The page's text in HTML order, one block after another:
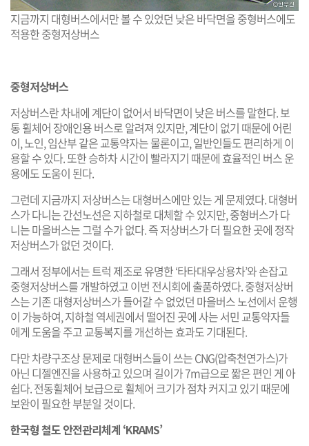
지금까지 대형버스에서만 볼 수 있었던 낮은 바닥면을 중형버스에도
적용한 중형저상버스
중형저상버스
저상버스란 차내에 계단이 없어서 바닥면이 낮은 버스를 말한다. 보
통 휠체어 장애인용 버스로 알려져 있지만, 계단이 없기 때문에 어린
이, 노인, 임산부 같은 교통약자는 물론이고, 일반인들도 편리하게 이
용할 수 있다. 또한 승하차 시간이 빨라지기 때문에 효율적인 버스 운
용에도 도움이 된다.
그런데 지금까지 저상버스는 대형버스에만 있는 게 문제였다. 대형버
스가 다니는 간선노선은 지하철로 대체할 수 있지만, 중형버스가 다
니는 마을버스는 그럴 수가 없다. 즉 저상버스가 더 필요한 곳에 정작
저상버스가 없던 것이다.
그래서 정부에서는 트럭 제조로 유명한 ‘타타대우상용차’와 손잡고
중형저상버스를 개발하였고 이번 전시회에 출품하였다. 중형저상버
스는 기존 대형저상버스가 들어갈 수 없었던 마을버스 노선에서 운행
이 가능하여, 지하철 역세권에서 떨어진 곳에 사는 서민 교통약자들
에게 도움을 주고 교통복지를 개선하는 효과도 기대된다.
다만 차량구조상 문제로 대형버스들이 쓰는 CNG(압축천연가스)가
아닌 디젤엔진을 사용하고 있으며 길이가 7m급으로 짧은 편인 게 아
쉽다. 전동휠체어 보급으로 휠체어 크기가 점차 커지고 있기 때문에
보완이 필요한 부분일 것이다.
한국형 철도 안전관리체계 ‘KRAMS’